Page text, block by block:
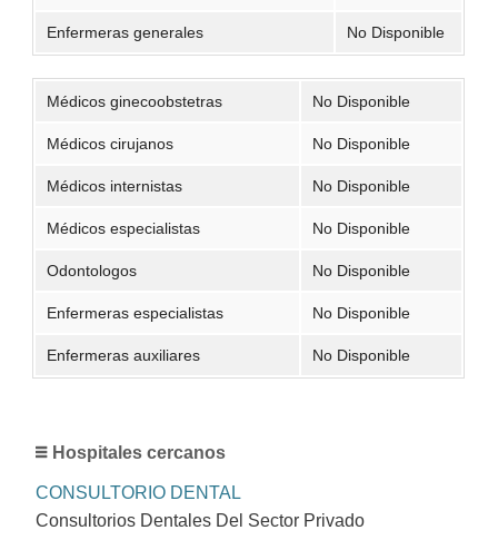
Enfermeras generales No Disponible
Médicos ginecoobstetras No Disponible
Médicos cirujanos No Disponible
Médicos internistas No Disponible
Médicos especialistas No Disponible
Odontologos No Disponible
Enfermeras especialistas No Disponible
Enfermeras auxiliares No Disponible
Hospitales cercanos
CONSULTORIO DENTAL
Consultorios Dentales Del Sector Privado